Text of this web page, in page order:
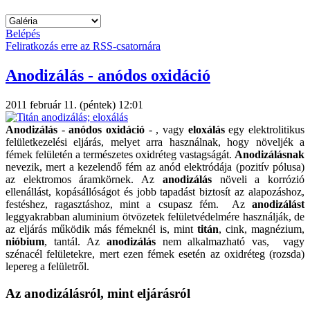
Belépés
Feliratkozás erre az RSS-csatornára
Anodizálás - anódos oxidáció
2011 február 11. (péntek) 12:01
Anodizálás -anódos oxidáció - , vagy eloxálásegy elektrolitikus
felületkezelési eljárás, melyet arra használnak, hogy növeljék a
fémek felületén a természetes oxidréteg vastagságát. Anodizálásnak
nevezik, mert a kezelendő fém az anód elektródája (pozitív pólusa)
az elektromos áramkörnek. Az anodizálásnöveli a korrózió
ellenállást, kopásállóságot és jobb tapadást biztosít az alapozáshoz,
festéshez, ragasztáshoz, mint a csupasz fém. Az anodizálást
leggyakrabban aluminium ötvözetek felületvédelmére használják, de
az eljárás működik más fémeknél is, mint titán, cink, magnézium,
nióbium, tantál. Az anodizálásnem alkalmazható vas, vagy
szénacél felületekre, mert ezen fémek esetén az oxidréteg (rozsda)
lepereg a felületről.
Az anodizálásról, mint eljárásról